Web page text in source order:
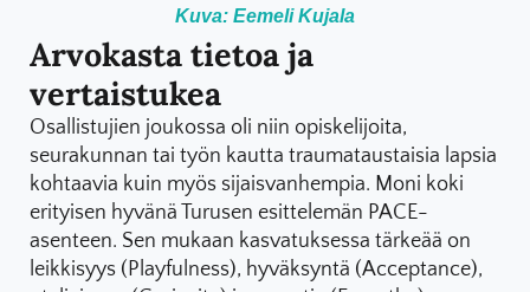
Kuva: Eemeli Kujala
Arvokasta tietoa ja
vertaistukea
Osallistujien joukossa oli niin opiskelijoita,
seurakunnan tai työn kautta traumataustaisia lapsia
kohtaavia kuin myös sijaisvanhempia. Moni koki
erityisen hyvänä Turusen esittelemän PACE-
asenteen. Sen mukaan kasvatuksessa tärkeää on
leikkisyys (Playfulness), hyväksyntä (Acceptance),